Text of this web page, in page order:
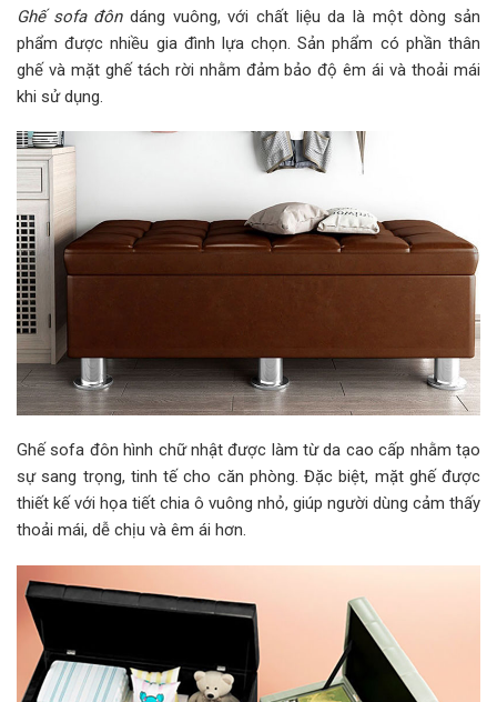
Ghế sofa đôndáng vuông, với chất liệu da là một dòng sản
phẩm được nhiều gia đình lựa chọn. Sản phẩm có phần thân
ghế và mặt ghế tách rời nhằm đảm bảo độ êm ái và thoải mái
khi sử dụng.
Ghế sofa đôn hình chữ nhật được làm từ da cao cấp nhằm tạo
sự sang trọng, tinh tế cho căn phòng. Đặc biệt, mặt ghế được
thiết kế với họa tiết chia ô vuông nhỏ, giúp người dùng cảm thấy
thoải mái, dễ chịu và êm ái hơn.